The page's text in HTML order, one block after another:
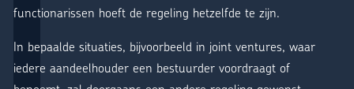
functionarissen hoeft de regeling hetzelfde te zijn.
In bepaalde situaties, bijvoorbeeld in joint ventures, waar
iedere aandeelhouder een bestuurder voordraagt of